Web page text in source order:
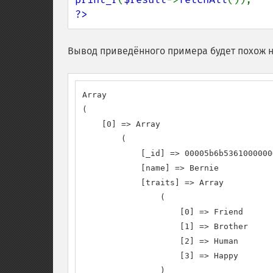
?>
Вывод приведённого примера будет похож
Array
(
    [0] => Array
        (
[_id] =>
            [name] => Bernie
            [traits] => Array
                (
                    [0] => Friend
                    [1] => Brother
                    [2] => Human
                    [3] => Happy
                )